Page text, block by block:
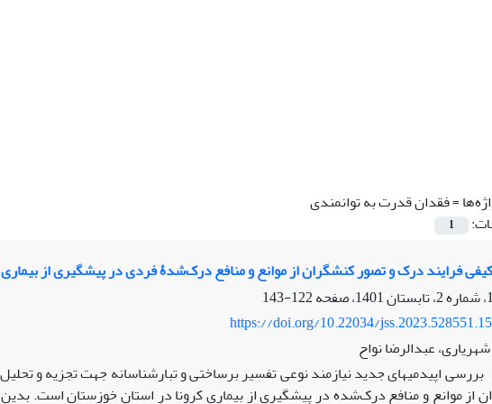
=فقدان قدرت به توانمندی
1
فرایند درک و تصور کنشگران از موانع و منافع درک‌شدۀ فردی در پیشگیری از بیماری
122-143
https://doi.org/10.22034/
عبدالرضا نواح
بررسی اپیدمی‏های جدید نیازمند نوعی تفسیر برساختی و تبارشناسانه جهت تجزیه و